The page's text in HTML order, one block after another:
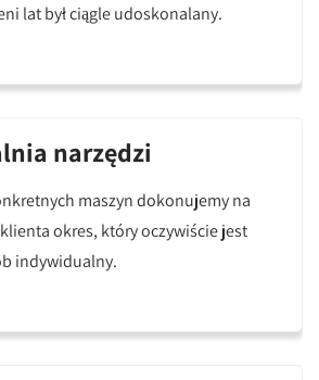
lat był ciągle udoskonalany.
narzędzi
maszyn dokonujemy na
okres, który oczywiście jest
indywidualny.